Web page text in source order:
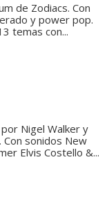
de Zodiacs. Con
y power pop.
temas con...
Nigel Walker y
sonidos New
Elvis Costello &...